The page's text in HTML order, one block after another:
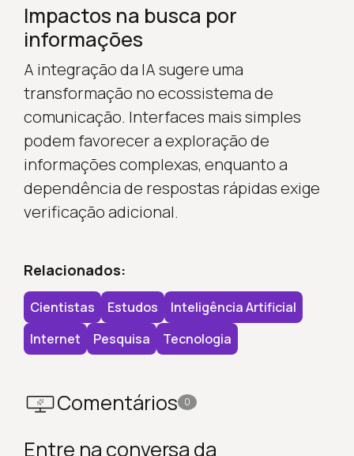
Impactos na busca por
informações
A integração da IA sugere uma
transformação no ecossistema de
comunicação. Interfaces mais simples
podem favorecer a exploração de
informações complexas, enquanto a
dependência de respostas rápidas exige
verificação adicional.
Relacionados:
Cientistas Estudos
Inteligência Artificial
Internet
Pesquisa Tecnologia
Comentários 0
Entre na conversa da